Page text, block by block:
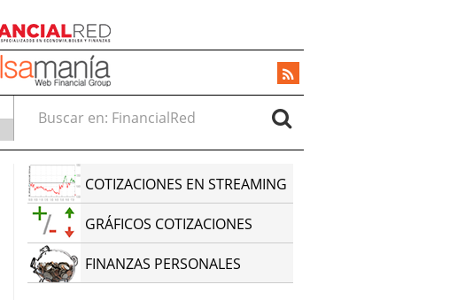
Buscar en:
COTIZACIONES EN STREAMING
GRÁFICOS COTIZACIONES
FINANZAS PERSONALES